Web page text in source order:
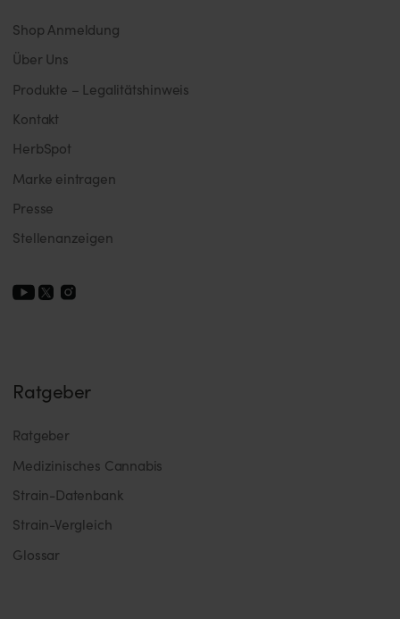
Shop Anmeldung
Über Uns
Produkte – Legalitätshinweis
Kontakt
HerbSpot
Marke eintragen
Presse
Stellenanzeigen
Ratgeber
Ratgeber
Medizinisches Cannabis
Strain-Datenbank
Strain-Vergleich
Glossar